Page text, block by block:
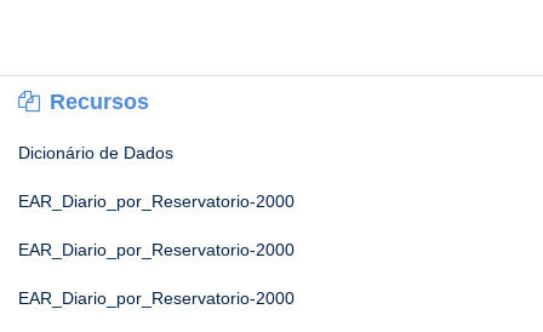
Recursos
Dicionário de Dados
EAR_Diario_por_Reservatorio-2000
EAR_Diario_por_Reservatorio-2000
EAR_Diario_por_Reservatorio-2000